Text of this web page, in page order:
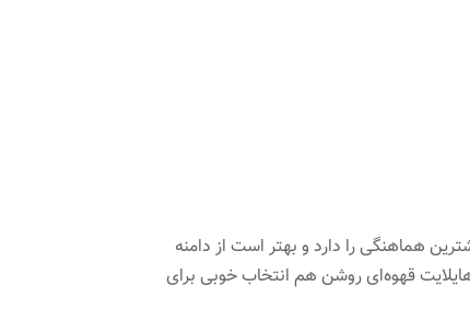
هماهنگی را دارد و بهتر است از دامنه
قهوه‌ای روشن هم انتخاب خوبی برای